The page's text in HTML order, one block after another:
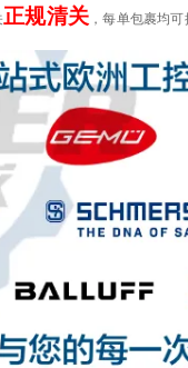
正规清关 ，每单包裹均